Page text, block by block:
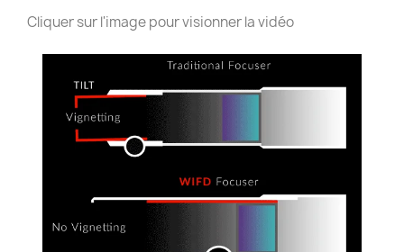
Cliquer sur l'image pour visionner la vidéo